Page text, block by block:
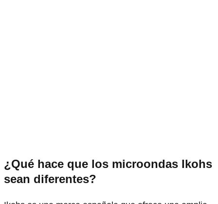
¿Qué hace que los microondas Ikohs
sean diferentes?